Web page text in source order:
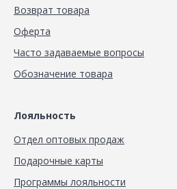
Возврат товара
Оферта
Часто задаваемые вопросы
Обозначение товара
Лояльность
Отдел оптовых продаж
Подарочные карты
Программы лояльности